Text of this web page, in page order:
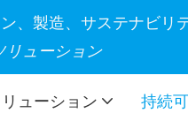
、製造、サステナビリ
ューション
ューション 持続